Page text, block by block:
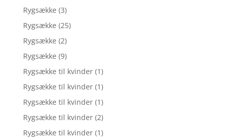
Rygsække (3)
Rygsække (25)
Rygsække (2)
Rygsække (9)
Rygsække til kvinder (1)
Rygsække til kvinder (1)
Rygsække til kvinder (1)
Rygsække til kvinder (2)
Rygsække til kvinder (1)